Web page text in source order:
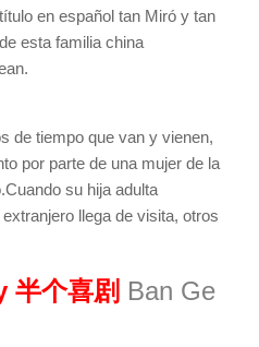
en español tan Miró y tan
esta familia china
de tiempo que van y vienen,
por parte de una mujer de la
su hija adulta
llega de visita, otros
半个喜剧 Ban Ge